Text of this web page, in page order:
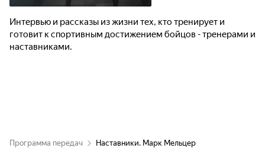
Интервью и рассказы из жизни тех, кто тренирует и
готовит к спортивным достижением бойцов - тренерами и
наставниками.
Программа передач Наставники. Марк Мельцер